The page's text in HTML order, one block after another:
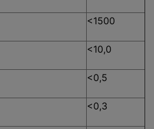
<1500
<10,0
<0,5
<0,3